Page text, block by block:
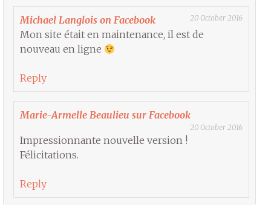
Michael Langlois on Facebook 20 October 2016
Mon site était en maintenance, il est de
nouveau en ligne
Reply
Marie-Armelle Beaulieu sur Facebook
20 October 2016
Impressionnante nouvelle version !
Félicitations.
Reply